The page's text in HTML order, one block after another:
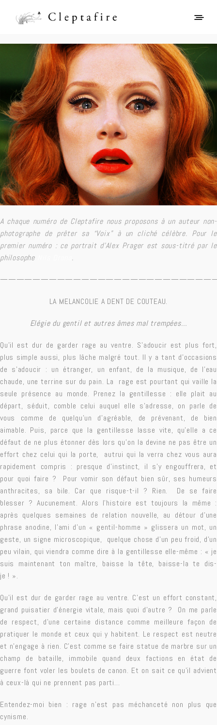
A chaque numéro de Cleptafire nous proposons à un auteur non-
photographe de prêter sa “Voix” à un cliché célèbre. Pour le
premier numéro : ce portrait d’Alex Prager est sous-titré par le
philosophe
.
LA MELANCOLIE A DENT DE COUTEAU.
Elégie du gentil et autres âmes mal trempées…
Qu’il est dur de garder rage au ventre. S’adoucir est plus fort,
plus simple aussi, plus lâche malgré tout. Il y a tant d’occasions
de s’adoucir : un étranger, un enfant, de la musique, de l’eau
chaude, une terrine sur du pain. La rage est pourtant qui vaille la
seule présence au monde. Prenez la gentillesse : elle plait au
départ, séduit, comble celui auquel elle s’adresse, on parle de
vous comme de quelqu’un d’agréable, de prévenant, de bien
aimable. Puis, parce que la gentillesse lasse vite, qu’elle a ce
défaut de ne plus étonner dès lors qu’on la devine ne pas être un
effort chez celui qui la porte, autrui qui la verra chez vous aura
rapidement compris : presque d’instinct, il s’y engouffrera, et
pour quoi faire ? Pour vomir son défaut bien sûr, ses humeurs
anthracites, sa bile. Car que risque-t-il ? Rien. De se faire
blesser ? Aucunement. Alors l’histoire est toujours la même :
après quelques semaines de relation nouvelle, au détour d’une
phrase anodine, l’ami d’un « gentil-homme » glissera un mot, un
geste, un signe microscopique, quelque chose d’un peu froid, d’un
peu vilain, qui viendra comme dire à la gentillesse elle-même : « je
suis maintenant ton maître, baisse la tête, baisse-la te dis-
je ! ».
Qu’il est dur de garder rage au ventre. C’est un effort constant,
grand puisatier d’énergie vitale, mais quoi d’autre ? On me parle
de respect, d’une certaine distance comme meilleure façon de
pratiquer le monde et ceux qui y habitent. Le respect est neutre
et n’engage à rien. C’est comme se faire statue de marbre sur un
champ de bataille, immobile quand deux factions en état de
guerre font voler les boulets de canon. Et on sait ce qu’il advient
à ceux-là qui ne prennent pas parti…
Entendez-moi bien : rage n’est pas méchanceté non plus que
cynisme.